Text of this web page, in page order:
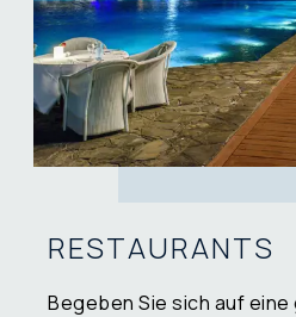
RESTAURANTS
Begeben Sie sich auf